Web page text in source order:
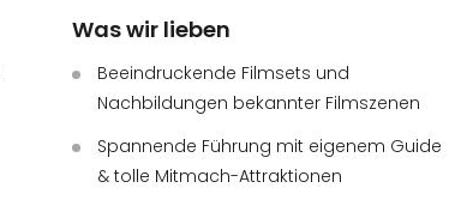
Was wir lieben
Beeindruckende Filmsets und
Nachbildungen bekannter Filmszenen
Spannende Führung mit eigenem Guide
& tolle Mitmach-Attraktionen